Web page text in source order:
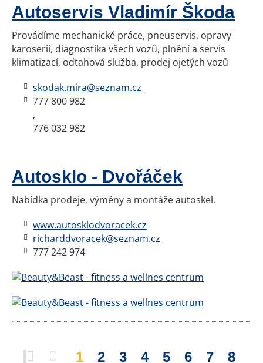
Autoservis Vladimír Škoda
Provádíme mechanické práce, pneuservis, opravy
karoserií, diagnostika všech vozů, plnění a servis
klimatizací, odtahová služba, prodej ojetých vozů
skodak.mira@seznam.cz
777 800 982
,
776 032 982
Autosklo - Dvořáček
Nabídka prodeje, výměny a montáže autoskel.
www.autosklodvoracek.cz
richarddvoracek@seznam.cz
777 242 974
1 2 3 4 5 6 7 8